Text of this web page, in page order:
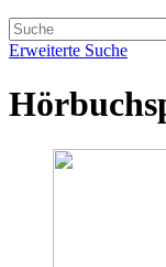
Erweiterte Suche